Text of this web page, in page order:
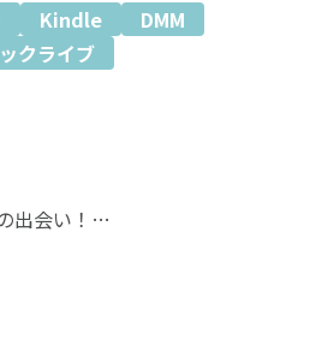
Kindle
DMM
クライブ
出会い！